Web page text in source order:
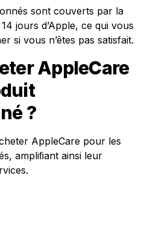
sont couverts par la
jours d’Apple, ce qui vous
si vous n’êtes pas satisfait.
AppleCare
?
AppleCare pour les
ampliﬁant ainsi leur